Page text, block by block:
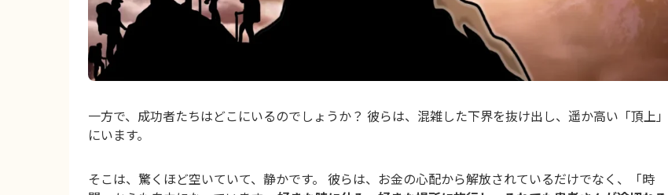
一方で、成功者たちはどこにいるのでしょうか？ 彼らは、混雑した下界を抜け出し、遥か高い「頂上」
にいます。
そこは、驚くほど空いていて、静かです。 彼らは、お金の心配から解放されているだけでなく、「時